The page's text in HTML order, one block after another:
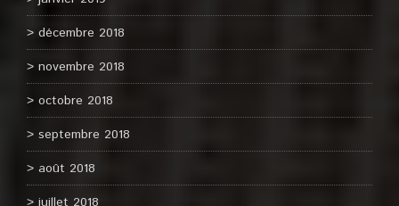
décembre 2018
novembre 2018
octobre 2018
septembre 2018
août 2018
juillet 2018